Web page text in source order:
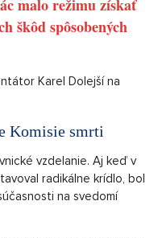
malo režimu získať
škôd spôsobených
Karel Dolejší na
Komisie smrti
vzdelanie. Aj keď v
radikálne krídlo, bol
na svedomí